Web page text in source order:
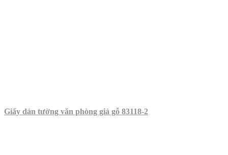
Giấy dán tường văn phòng giả gỗ 83118-2